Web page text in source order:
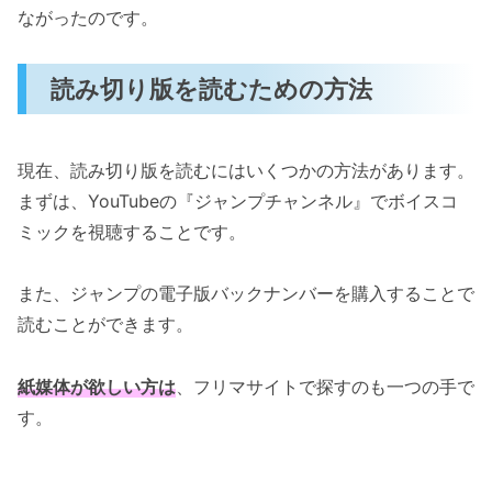
ながったのです。
読み切り版を読むための方法
現在、読み切り版を読むにはいくつかの方法があります。
まずは、YouTubeの『ジャンプチャンネル』でボイスコ
ミックを視聴することです。
また、ジャンプの電子版バックナンバーを購入することで
読むことができます。
紙媒体が欲しい方は、フリマサイトで探すのも一つの手で
す。